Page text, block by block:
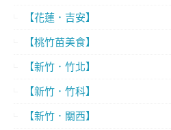
【花蓮．吉安】
【桃竹苗美食】
【新竹．竹北】
【新竹．竹科】
【新竹．關西】